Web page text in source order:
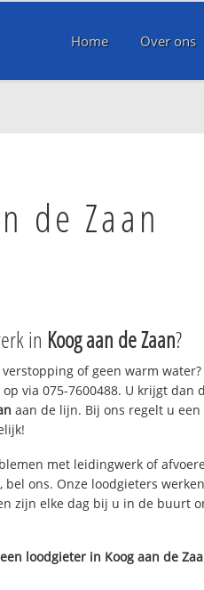
Home Over ons
de Zaan
in Koog aan de Zaan?
verstopping of geen warm
via 075-7600488. U krijgt
aan de lijn. Bij ons regelt u
met leidingwerk of
ons. Onze loodgieters
zijn elke dag bij u in de buurt
loodgieter in Koog aan de